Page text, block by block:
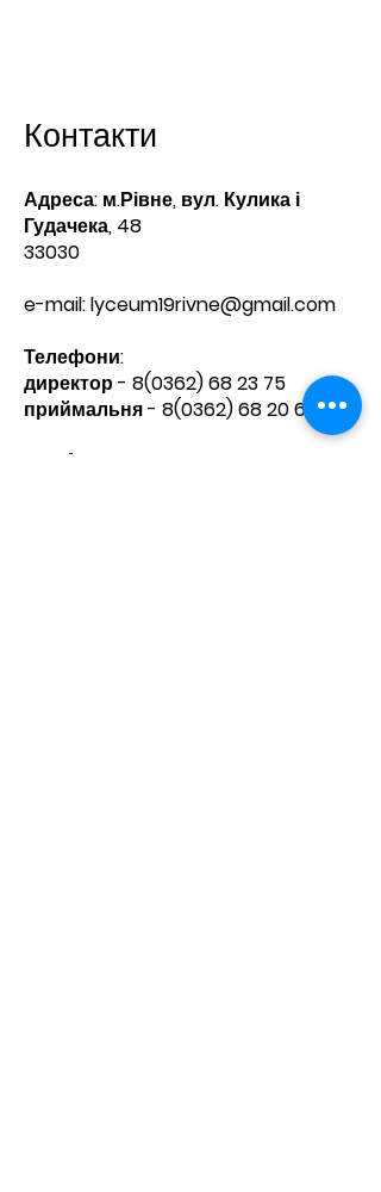
Контакти
Адреса: м.Рівне, вул. Кулика і
Гудачека, 48
33030
e-mail:lyceum19rivne@gmail.com
Телефони:​
директор - 8(0362) 68 23 75
приймальня - 8(0362) 68 20 60
Зв'яжіться з нами